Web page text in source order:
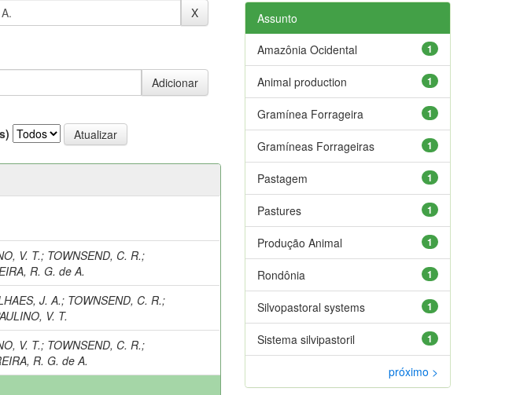
V. T.; TOWNSEND, C. R.;
R. G. de A.
J. A.; TOWNSEND, C. R.;
V. T.
V. T.; TOWNSEND, C. R.;
R. G. de A.
Assunto
1
Amazônia Ocidental
1
Animal production
1
Gramínea Forrageira
1
Gramíneas Forrageiras
1
Pastagem
1
Pastures
1
Produção Animal
1
Rondônia
1
Silvopastoral systems
1
Sistema silvipastoril
próximo >